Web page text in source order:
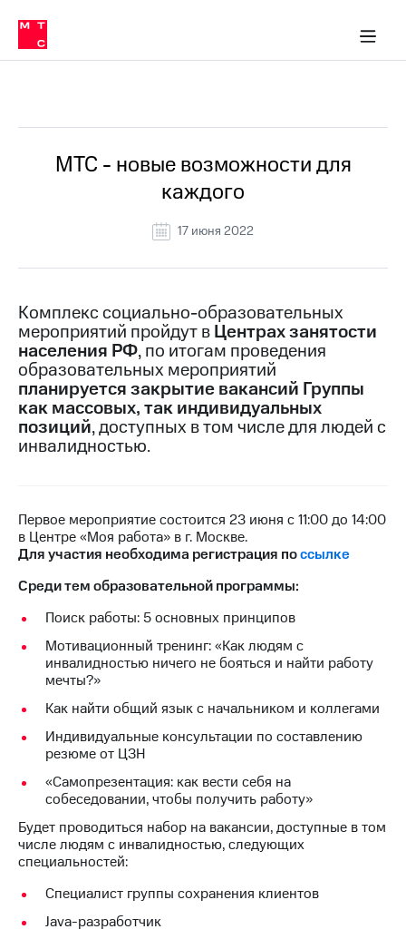
Медиа-центр
и акционерам
Устойчивое развитие
Комплаенс и деловая этика
компании
Карьера
История
Руководство
Контакты
Медиа-центр
Пресс-
релизы
МТС
о технологиях
Интервью
Финансовая
отчетность
Контакты
Новости
в
регионе
и акционерам
Корпоративное
управление
Корпоративный
секретарь
информации
Информация
акционерам
ПАО
"МТС"
в МТС
Пресс-
релизы
о технологиях
МТС - новые возможности для
каждого
17 июня 2022
Комплекс социально-образовательных
мероприятий пройдут вЦентрах занятости
населения РФ, по итогам проведения
образовательных мероприятий
планируется закрытие вакансий Группы
как массовых, так индивидуальных
позиций, доступных в том числе для людей с
инвалидностью.
Первое мероприятие состоится 23 июня с 11:00 до 14:00
в Центре «Моя работа» в г. Москве.
Для участия необходима регистрация поссылке
Среди тем образовательной программы:
Поиск работы: 5 основных принципов
Мотивационный тренинг: «Как людям с
инвалидностью ничего не бояться и найти работу
мечты?»
Как найти общий язык с начальником и коллегами
Индивидуальные консультации по составлению
резюме от ЦЗН
«Самопрезентация: как вести себя на
собеседовании, чтобы получить работу»
Будет проводиться набор на вакансии, доступные в том
числе людям с инвалидностью, следующих
специальностей:
Специалист группы сохранения клиентов
Java-разработчик